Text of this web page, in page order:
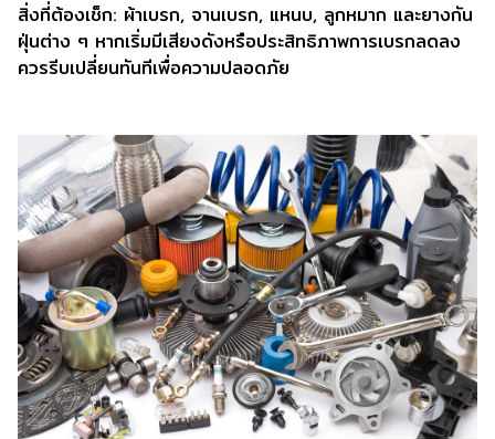
สิ่งที่ต้องเช็ก: ผ้าเบรก, จานเบรก, แหนบ, ลูกหมาก และยางกัน
ฝุ่นต่าง ๆ หากเริ่มมีเสียงดังหรือประสิทธิภาพการเบรกลดลง
ควรรีบเปลี่ยนทันทีเพื่อความปลอดภัย